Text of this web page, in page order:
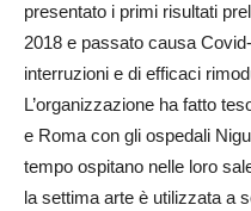
presentato i primi risultati
2018 e passato causa
interruzioni e di efficaci
L’organizzazione ha fatto
e Roma con gli ospedali
tempo ospitano nelle loro
la settima arte è utilizzata a